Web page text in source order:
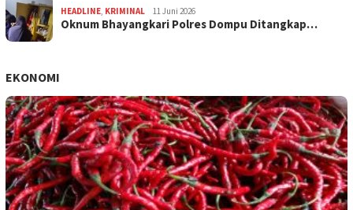
HEADLINE, KRIMINAL 11 Juni 2026
Oknum Bhayangkari Polres Dompu Ditangkap…
EKONOMI